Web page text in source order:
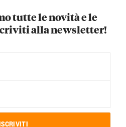
tutte le novità e le
alla newsletter!